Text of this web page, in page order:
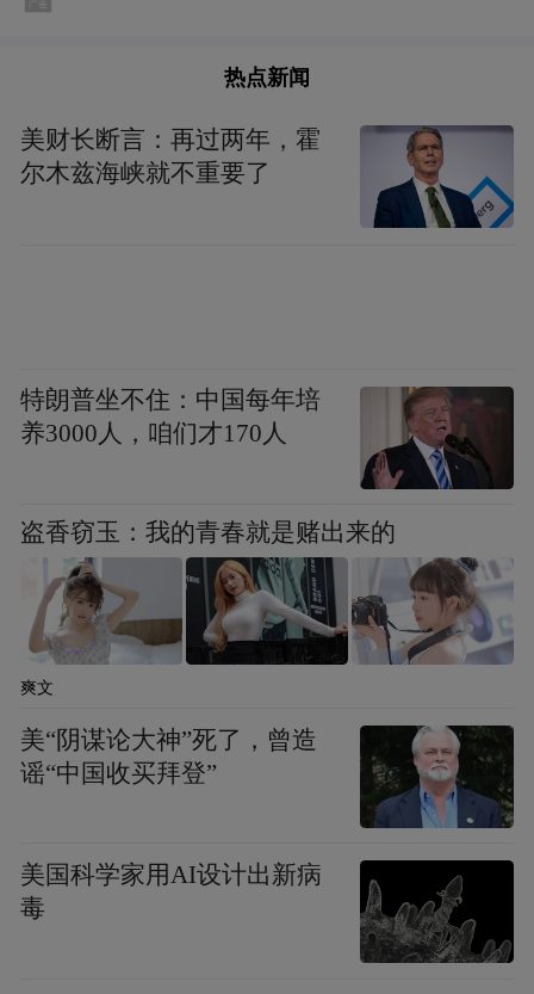
热点新闻
美财长断言：再过两年，霍
尔木兹海峡就不重要了
特朗普坐不住：中国每年培
养3000人，咱们才170人
盗香窃玉：我的青春就是赌出来的
爽文
美“阴谋论大神”死了，曾造
谣“中国收买拜登”
美国科学家用AI设计出新病
毒